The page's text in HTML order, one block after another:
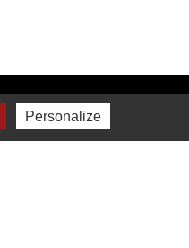
Contactez-nous
Personalize